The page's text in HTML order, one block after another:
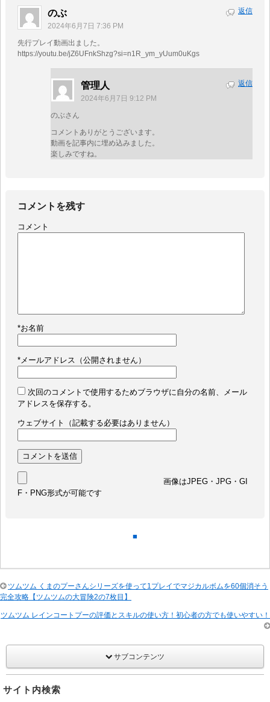
のぶ
2024年6月7日 7:36 PM
先行プレイ動画出ました。
https://youtu.be/jZ6UFnkShzg?si=n1R_ym_yUum0uKgs
返信
管理人
2024年6月7日 9:12 PM
のぶさん
コメントありがとうございます。
動画を記事内に埋め込みました。
楽しみですね。
返信
コメントを残す
コメント
*お名前
*メールアドレス（公開されません）
次回のコメントで使用するためブラウザに自分の名前、メール
アドレスを保存する。
ウェブサイト（記載する必要はありません）
画像はJPEG・JPG・GI
F・PNG形式が可能です
■
ツムツム くまのプーさんシリーズを使って1プレイでマジカルボムを60個消そう
完全攻略【ツムツムの大冒険2の7枚目】
ツムツム レインコートプーの評価とスキルの使い方！初心者の方でも使いやすい！
サブコンテンツ
サイト内検索